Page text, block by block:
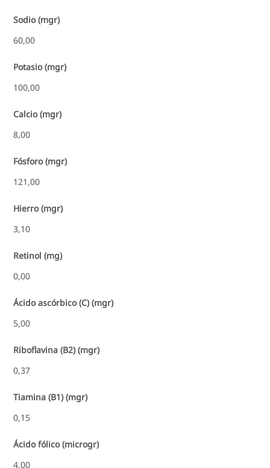
Sodio (mgr)
60,00
Potasio (mgr)
100,00
Calcio (mgr)
8,00
Fósforo (mgr)
121,00
Hierro (mgr)
3,10
Retinol (mg)
0,00
Ácido ascórbico (C) (mgr)
5,00
Riboflavina (B2) (mgr)
0,37
Tiamina (B1) (mgr)
0,15
Ácido fólico (microgr)
4,00